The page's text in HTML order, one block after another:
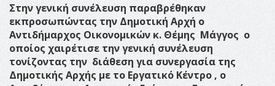
Στην γενική συνέλευση παραβρέθηκαν
εκπροσωπώντας την Δημοτική Αρχή ο
Αντιδήμαρχος Οικονομικών κ. Θέμης Μάγγος ο
οποίος χαιρέτισε την γενική συνέλευση
τονίζοντας την διάθεση για συνεργασία της
Δημοτικής Αρχής με το Εργατικό Κέντρο , ο